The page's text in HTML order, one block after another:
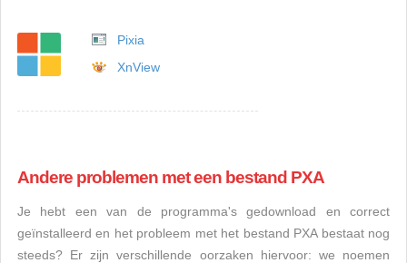
Pixia
XnView
Andere problemen met een bestand PXA
Je hebt een van de programma's gedownload en correct
geïnstalleerd en het probleem met het bestand PXA bestaat nog
steeds? Er zijn verschillende oorzaken hiervoor: we noemen